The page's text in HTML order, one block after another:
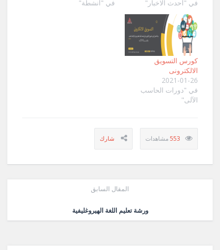
في "آحدث الاخبار"
في "أنشطة"
كورس التسويق
الالكترونى
2021-01-26
في "دورات الحاسب
الآلى"
553
المقال السابق
ورشة تعليم اللغة الهيروغليفية